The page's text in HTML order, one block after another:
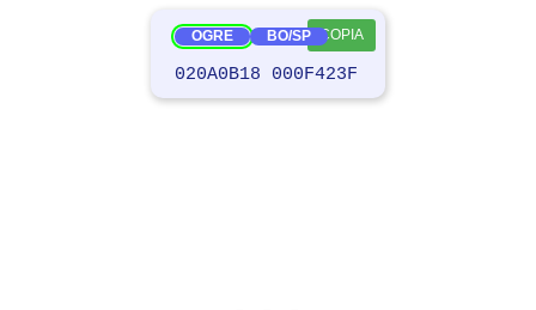
OGRE BO/SP COPIA
020A0B18 000F423F